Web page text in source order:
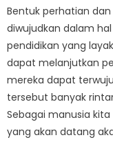
Bentuk perhatian
diwujudkan dalam
pendidikan yang
dapat melanjutkan
mereka dapat
tersebut banyak
Sebagai manusia
yang akan datang